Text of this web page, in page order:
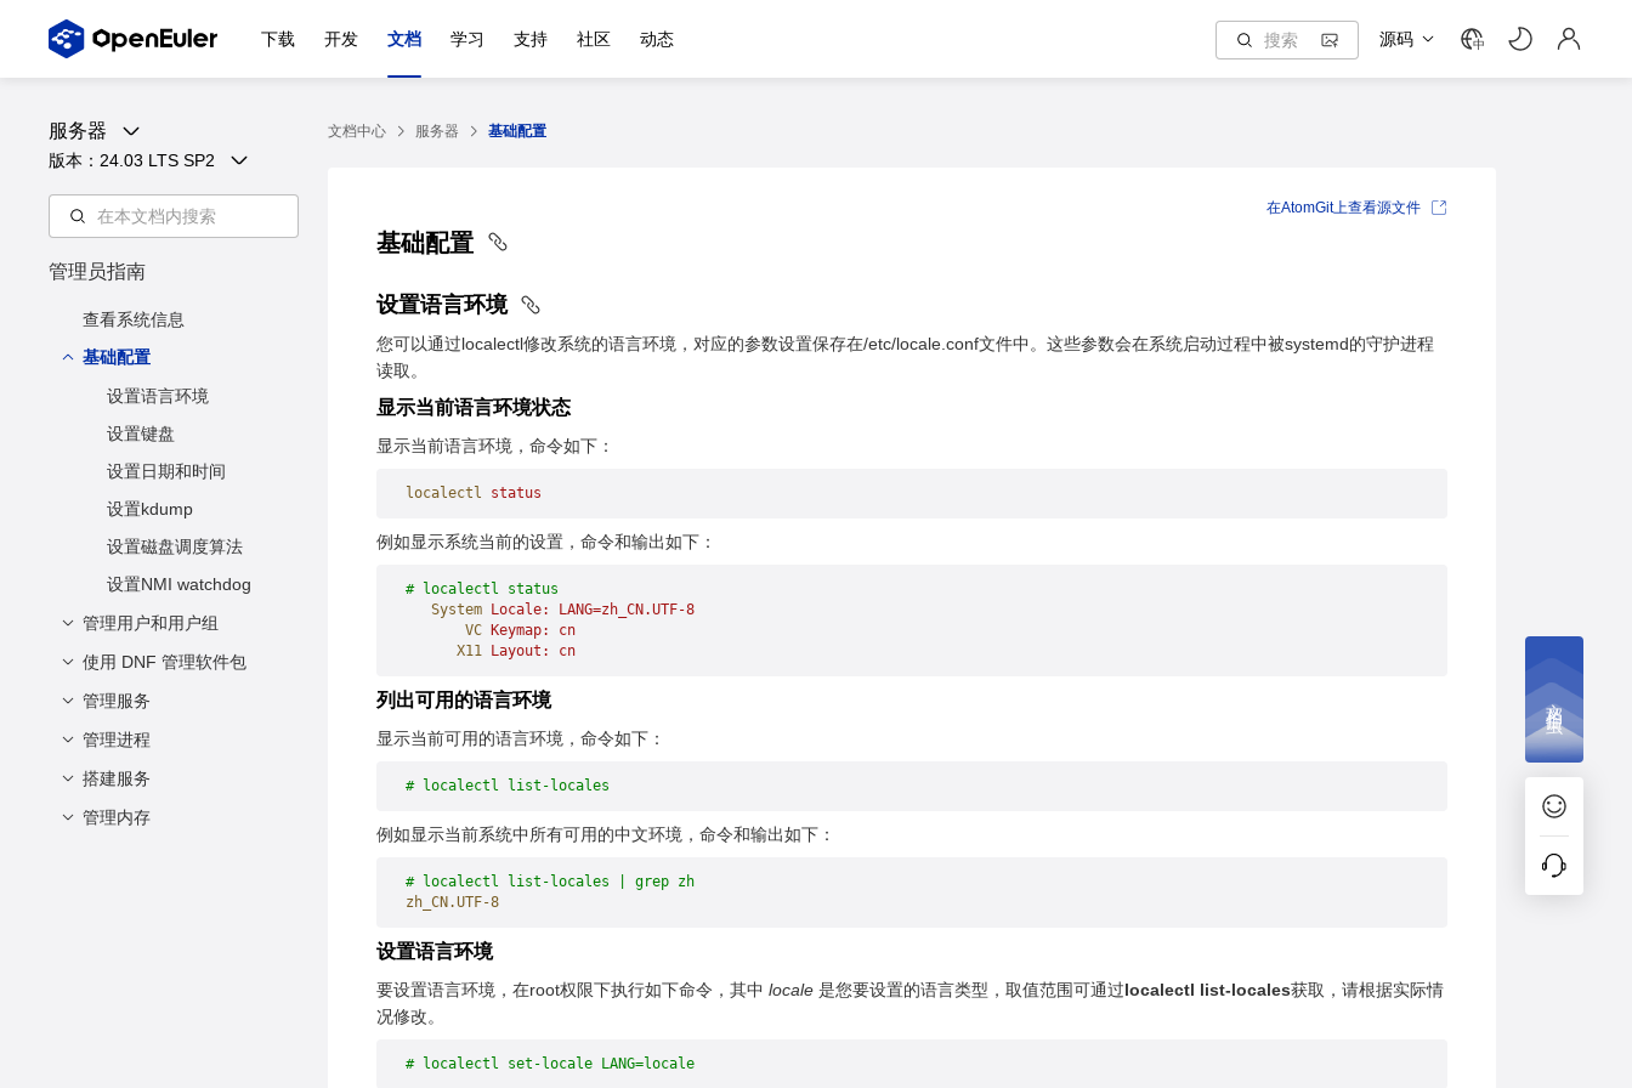
下载 开发 文档 学习 支持 社区 动态 源码 中
服务器
版本： 24.03 LTS SP2
管理员指南
查看系统信息
基础配置
设置语言环境
设置键盘
设置日期和时间
设置kdump
设置磁盘调度算法
设置NMI watchdog
管理用户和用户组
管理用户
管理用户组
使用 DNF 管理软件包
配置DNF
管理软件包
管理软件包组
检查并更新
管理服务
简介
特性说明
管理系统服务
管理进程
查看进程
调度启动进程
搭建服务
搭建 repo 服务器
管理内存
文档中心 服务器 基础配置
基础配置
设置语言环境
您可以通过localectl修改系统的语言环境，对应的参数设置保存在/etc/locale.conf文件中。这些参数会在系统启动过程中被systemd的守护进程
读取。
显示当前语言环境状态
显示当前语言环境，命令如下：
localectl status
例如显示系统当前的设置，命令和输出如下：
# localectl status
   System
Locale:
LANG=zh_CN.UTF-8
       VC
Keymap:
cn
      X11
Layout: cn
列出可用的语言环境
显示当前可用的语言环境，命令如下：
# localectl list-locales
例如显示当前系统中所有可用的中文环境，命令和输出如下：
# localectl list-locales | grep zh
zh_CN.UTF-8
设置语言环境
要设置语言环境，在root权限下执行如下命令，其中 locale 是您要设置的语言类型，取值范围可通过localectl list-locales获取，请根据实际情
况修改。
# localectl set-locale LANG=locale
在AtomGit上查看源文件